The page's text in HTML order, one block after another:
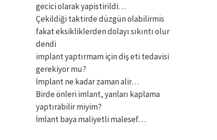
gecici olarak yapistirildi…
Çekildiği taktirde düzgün olabilirmis
fakat eksikliklerden dolayı sıkıntı olur
dendi
implant yaptırmam için diş eti tedavisi
gerekiyor mu?
İmplant ne kadar zaman alir…
Birde önleri imlant, yanları kaplama
yaptırabilir miyim?
İmlant baya maliyetli malesef…